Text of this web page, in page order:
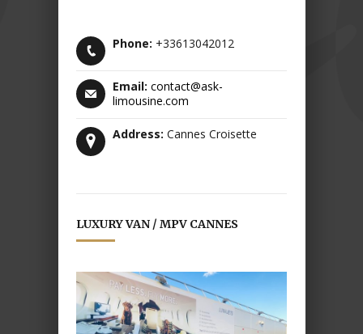
Phone: +33613042012
Email: contact@ask-
limousine.com
Address: Cannes Croisette
LUXURY VAN / MPV CANNES